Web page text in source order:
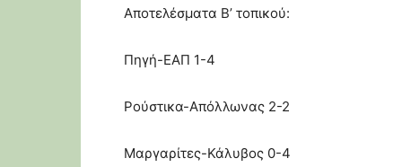
Αποτελέσματα Β’ τοπικού:
Πηγή-ΕΑΠ 1-4
Ρούστικα-Απόλλωνας 2-2
Μαργαρίτες-Κάλυβος 0-4